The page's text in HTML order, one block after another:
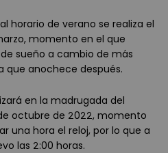
horario de verano se realiza el
momento en el que
sueño a cambio de más
que anochece después.
en la madrugada del
octubre de 2022, momento
una hora el reloj, por lo que a
las 2:00 horas.